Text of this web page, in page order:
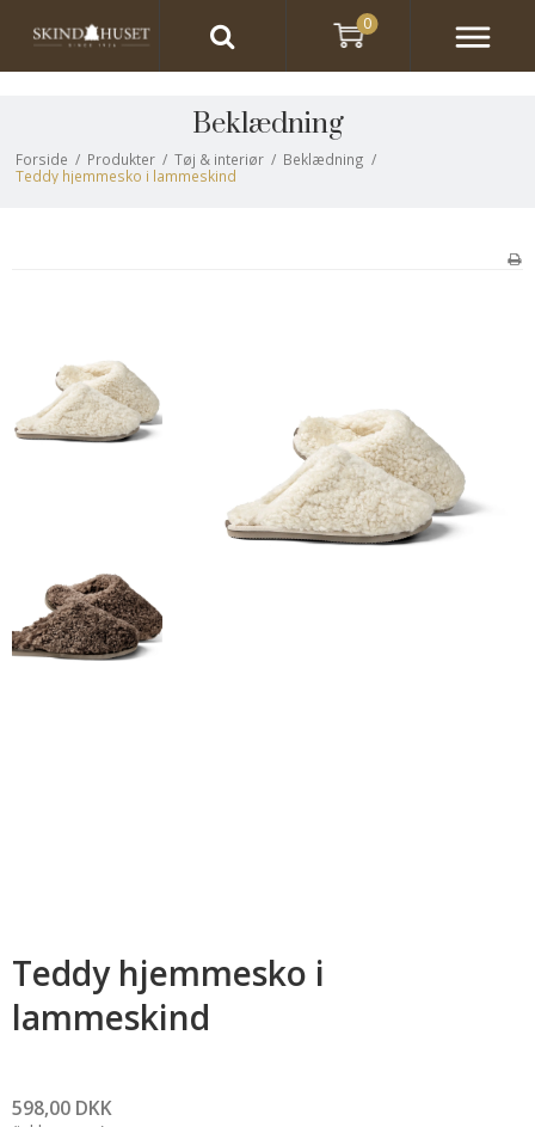
Beklædning
Forside / Produkter / Tøj & interiør / Beklædning /
Teddy hjemmesko i lammeskind
Teddy hjemmesko i
lammeskind
598,00 DKK
0